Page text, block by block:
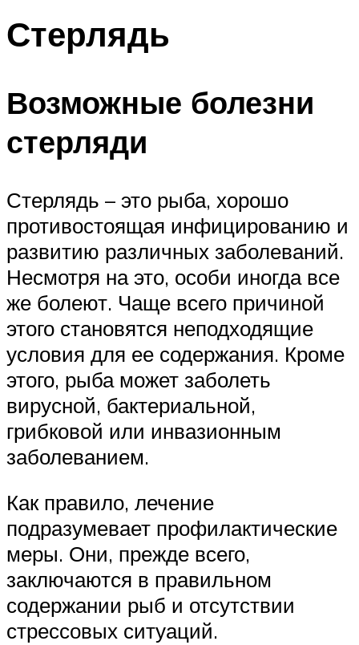
Стерлядь
Возможные болезни
стерляди
Стерлядь – это рыба, хорошо
противостоящая инфицированию и
развитию различных заболеваний.
Несмотря на это, особи иногда все
же болеют. Чаще всего причиной
этого становятся неподходящие
условия для ее содержания. Кроме
этого, рыба может заболеть
вирусной, бактериальной,
грибковой или инвазионным
заболеванием.
Как правило, лечение
подразумевает профилактические
меры. Они, прежде всего,
заключаются в правильном
содержании рыб и отсутствии
стрессовых ситуаций.